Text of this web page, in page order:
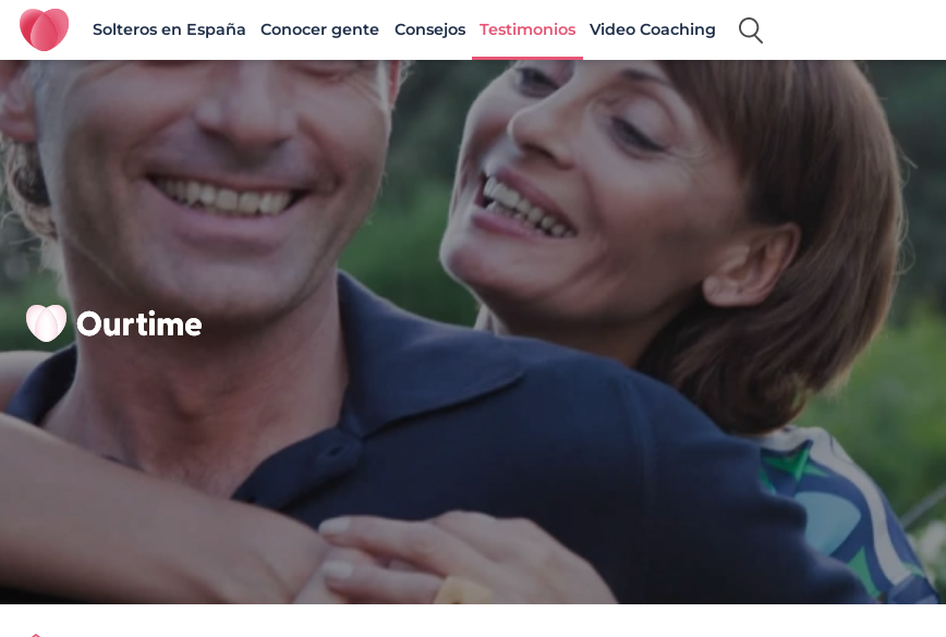
Ourtime España
Solteros en España Conocer gente Consejos Testimonios Video Coaching